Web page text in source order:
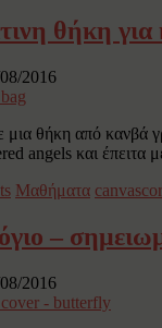
θήκη για
2016
μια θήκη από κανβά
angels και
Μαθήματα
–
2016